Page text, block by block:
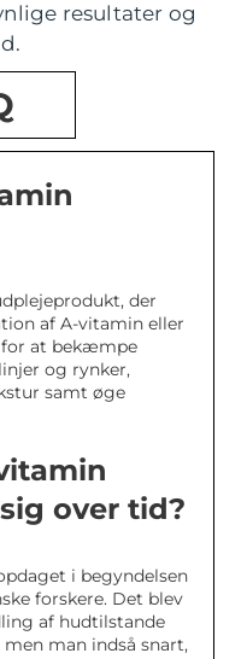
resultater og
der
af A-vitamin eller
for at bekæmpe
og rynker,
samt øge
over tid?
i begyndelsen
forskere. Det blev
af hudtilstande
man indså snart,